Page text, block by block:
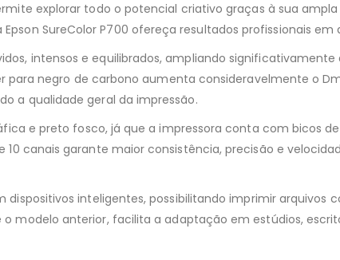
explorar todo o potencial criativo graças à sua
SureColor P700 ofereça resultados profissionais em
intensos e equilibrados, ampliando
negro de carbono aumenta consideravelmente o
a qualidade geral da impressão.
e preto fosco, já que a impressora conta com bicos
canais garante maior consistência, precisão e
dispositivos inteligentes, possibilitando imprimir
modelo anterior, facilita a adaptação em estúdios,